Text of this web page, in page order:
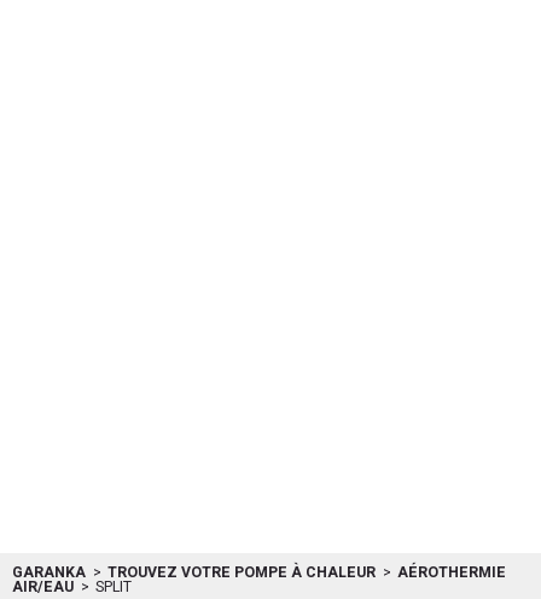
GARANKA TROUVEZ VOTRE POMPE À CHALEUR AÉROTHERMIE
AIR/EAU SPLIT